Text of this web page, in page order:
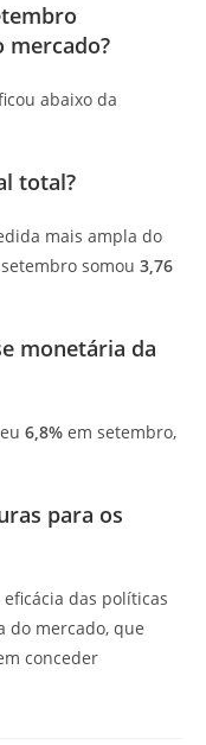
mercado?
abaixo da
total?
mais ampla do
somou 3,76
monetária da
6,8% em setembro,
para os
das políticas
do mercado, que
conceder